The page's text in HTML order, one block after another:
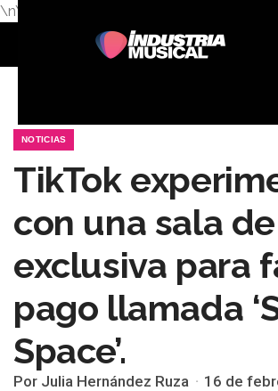
\n\n
NOTICIAS
TikTok
con una sala
exclusiva para
pago llamada
Space’.
Por Julia Hernández Ruza 16 de